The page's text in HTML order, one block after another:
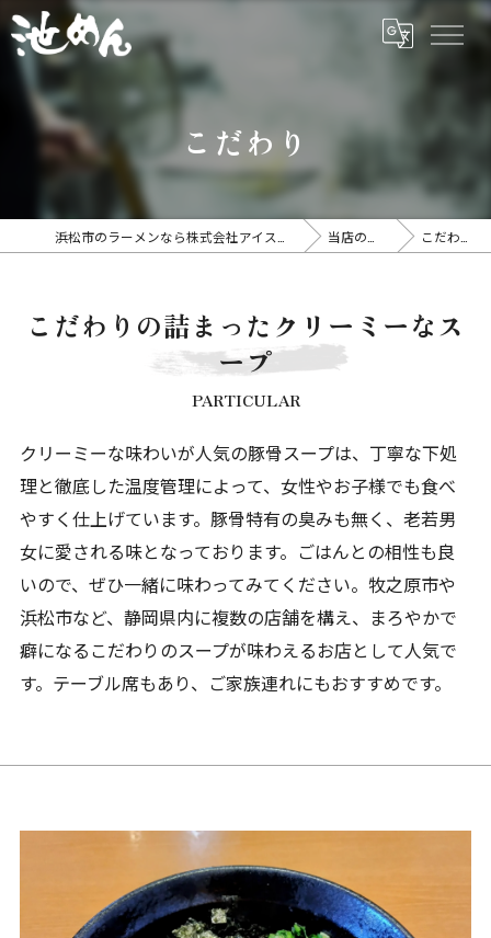
こだわり
当店の特徴 こだわり
こだわりの詰まったクリーミーなス
ープ
PARTICULAR
クリーミーな味わいが人気の豚骨スープは、丁寧な下処
理と徹底した温度管理によって、女性やお子様でも食べ
やすく仕上げています。豚骨特有の臭みも無く、老若男
女に愛される味となっております。ごはんとの相性も良
いので、ぜひ一緒に味わってみてください。牧之原市や
浜松市など、静岡県内に複数の店舗を構え、まろやかで
癖になるこだわりのスープが味わえるお店として人気で
す。テーブル席もあり、ご家族連れにもおすすめです。